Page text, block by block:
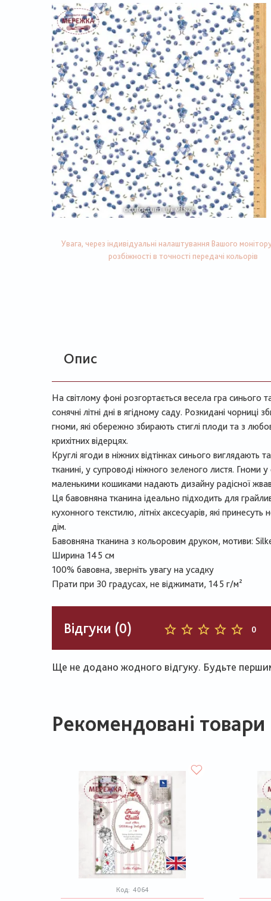
Увага, через індивідуальні налаштування Вашого
розбіжності в точності передачі кольорів
Опис
На світлому фоні розгортається весела гра синього
сонячні літні дні в ягідному саду. Розкидані чорниці
гноми, які обережно збирають стиглі плоди та з
крихітних відерцях.
Круглі ягоди в ніжних відтінках синього виглядають
тканині, у супроводі ніжного зеленого листя. Гноми
маленькими кошиками надають дизайну радісної
Ця бавовняна тканина ідеально підходить для
кухонного текстилю, літніх аксесуарів, які
дім.
Бавовняна тканина з кольоровим друком, мотиви:
Ширина 145 см
100% бавовна, зверніть увагу на усадку
Прати при 30 градусах, не віджимати, 145 г/м²
Відгуки (0) 0
Ще не додано жодного відгуку. Будьте
Рекомендовані товари
Код: 4064